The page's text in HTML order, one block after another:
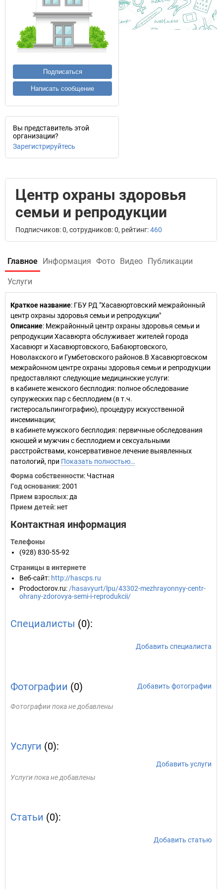
Подписаться
Написать сообщение
Вы представитель этой
организации?
Зарегистрируйтесь
Центр охраны здоровья
семьи и репродукции
Подписчиков: 0, сотрудников: 0, рейтинг:460
Главное Информация Фото Видео Публикации
Услуги
Краткое название: ГБУ РД "Хасавюртовский межрайонный
центр охраны здоровья семьи и репродукции"
Описание: Межрайонный центр охраны здоровья семьи и
репродукции Хасавюрта обслуживает жителей города
Хасавюрт и Хасавюртовского, Бабаюртовского,
Новолакского и Гумбетовского районов.В Хасавюртовском
межрайонном центре охраны здоровья семьи и репродукции
предоставляют следующие медицинские услуги:
в кабинете женского бесплодия: полное обследование
супружеских пар с бесплодием (в т.ч.
гистеросальпингографию), процедуру искусственной
инсеминации;
в кабинете мужского бесплодия: первичные обследования
юношей и мужчин с бесплодием и сексуальными
расстройствами, консервативное лечение выявленных
патологий, при Показать полностью…
Форма собственности: Частная
Год основания:2001
Прием взрослых: да
Прием детей: нет
Контактная информация
Телефоны
(928) 830-55-92
Страницы в интернете
Веб-сайт: http://hascps.ru
Prodoctorov.ru: /hasavyurt/lpu/43302-mezhrayonnyy-centr-
ohrany-zdorovya-semi-i-reprodukcii/
Специалисты (0):
Добавить специалиста
Фотографии (0) Добавить фотографии
Фотографии пока не добавлены
Услуги (0):
Добавить услуги
Услуги пока не добавлены
Статьи (0):
Добавить статью